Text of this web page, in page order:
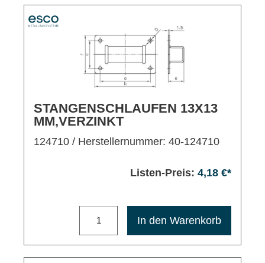
STANGENSCHLAUFEN 13X13
MM,VERZINKT
124710 / Herstellernummer: 40-124710
Listen-Preis: 4,18 €*
In den Warenkorb